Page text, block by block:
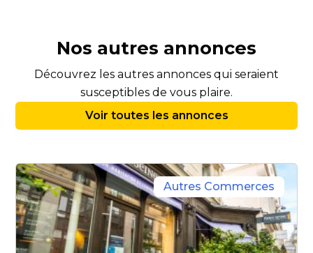
Nos autres annonces
Découvrez les autres annonces qui seraient
susceptibles de vous plaire.
Voir toutes les annonces
Autres Commerces